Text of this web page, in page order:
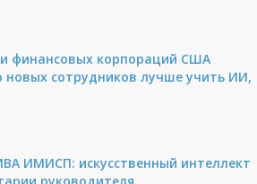
финансовых корпораций США
новых сотрудников лучше учить ИИ,
ИМИСП: искусственный интеллект